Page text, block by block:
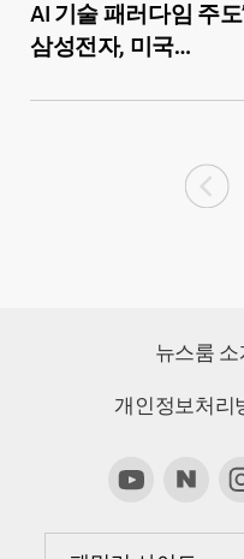
AI 기술 패러다임 주도
삼성전자, 미국
뉴스룸 소
개인정보처리